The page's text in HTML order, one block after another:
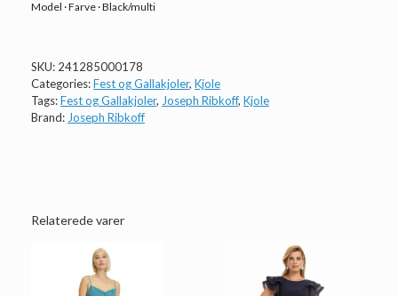
Model · Farve · Black/multi
SKU: 241285000178
Categories:Fest og Gallakjoler, Kjole
Tags:Fest og Gallakjoler, Joseph Ribkoff, Kjole
Brand: Joseph Ribkoff
Relaterede varer